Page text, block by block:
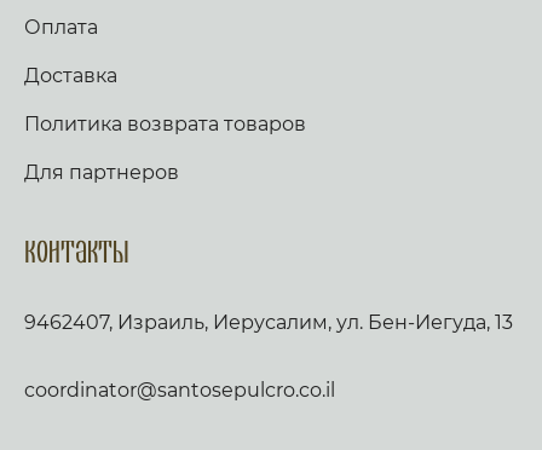
Оплата
Доставка
Политика возврата товаров
Для партнеров
Контакты
9462407, Израиль, Иерусалим, ул. Бен-Иегуда, 13
coordinator@santosepulcro.co.il